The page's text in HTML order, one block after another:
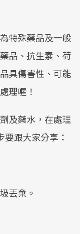
特殊藥品及一般
品、抗生素、荷
具傷害性、可能
理喔！
及藥水，在處理
跟大家分享：
丟棄。